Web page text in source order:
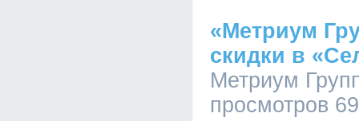
«Метриум
скидки в
Метриум
просмотров